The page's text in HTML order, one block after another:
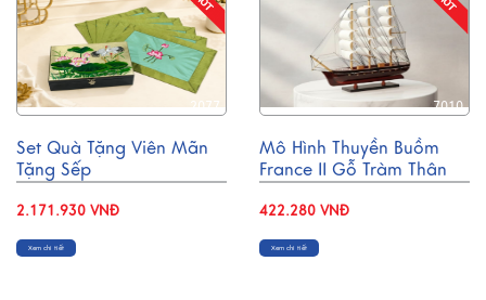
2077
Set Quà Tặng Viên Mãn
Tặng Sếp
2.171.930 VNĐ
Xem chi tiết
7010
Mô Hình Thuyền Buồm
France II Gỗ Tràm Thân
422.280 VNĐ
Xem chi tiết